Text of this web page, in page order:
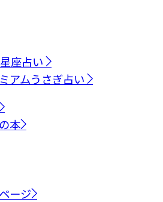
座占い
アムうさぎ占い
本
ージ